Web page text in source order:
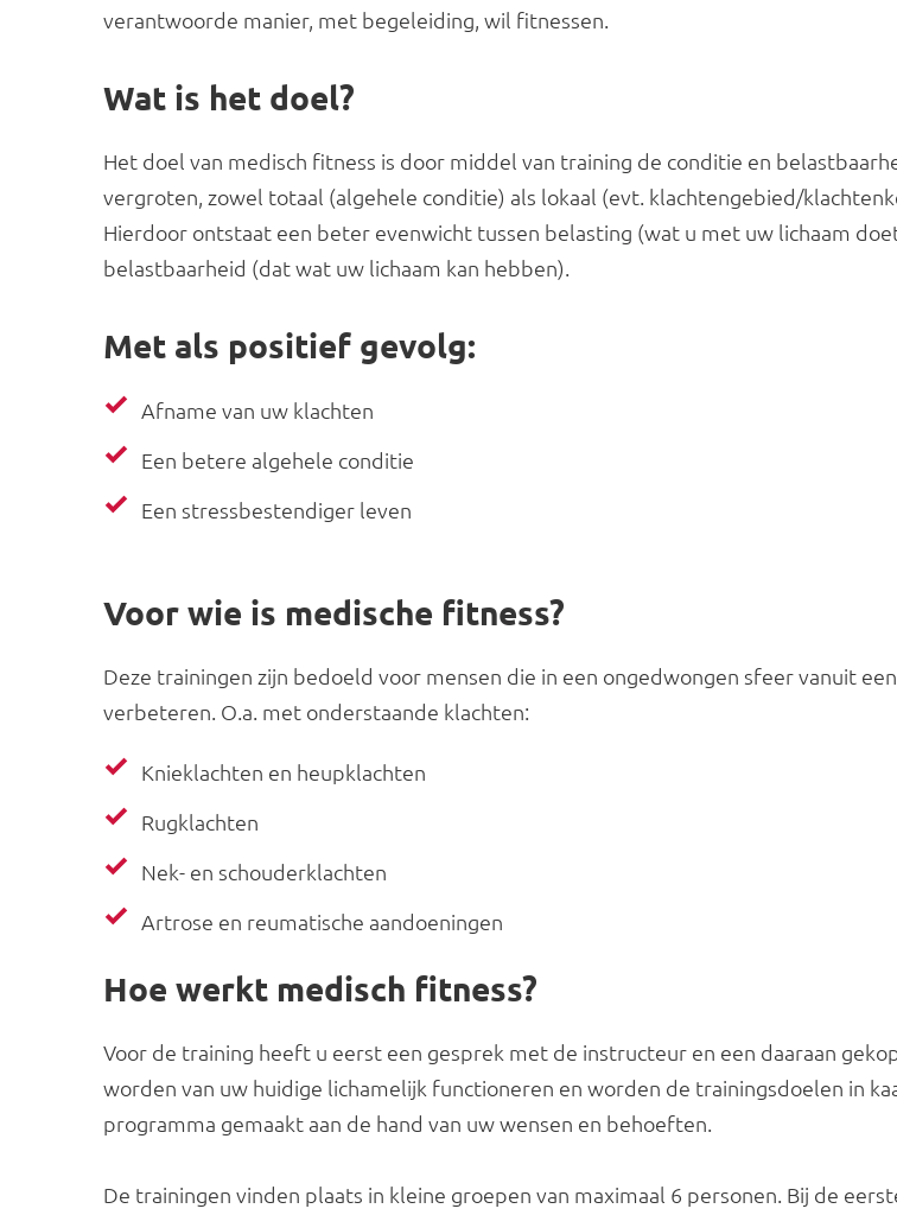
verantwoorde manier, met begeleiding, wil fitnessen.
Wat is het doel?
Het doel van medisch fitness is door middel van training de conditie en
vergroten, zowel totaal (algehele conditie) als lokaal (evt. klachtengebied/
Hierdoor ontstaat een beter evenwicht tussen belasting (wat u met uw lichaam
belastbaarheid (dat wat uw lichaam kan hebben).
Met als positief gevolg:
Afname van uw klachten
Een betere algehele conditie
Een stressbestendiger leven
Voor wie is medische fitness?
Deze trainingen zijn bedoeld voor mensen die in een ongedwongen sfeer vanuit
verbeteren. O.a. met onderstaande klachten:
Knieklachten en heupklachten
Rugklachten
Nek- en schouderklachten
Artrose en reumatische aandoeningen
Hoe werkt medisch fitness?
Voor de training heeft u eerst een gesprek met de instructeur en een daaraan
worden van uw huidige lichamelijk functioneren en worden de trainingsdoelen in
programma gemaakt aan de hand van uw wensen en behoeften.
De trainingen vinden plaats in kleine groepen van maximaal 6 personen. Bij de